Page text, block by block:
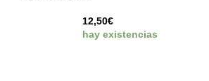
12,50€
hay existencias